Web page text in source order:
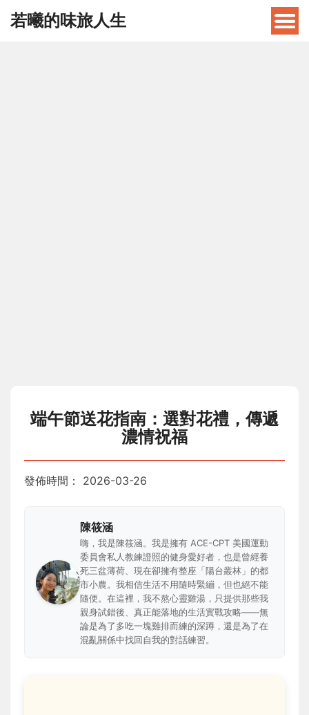
若曦的味旅人生
端午節送花指南：選對花禮，傳遞
濃情祝福
發佈時間： 2026-03-26
陳筱涵
嗨，我是陳筱涵。我是擁有 ACE-CPT 美國運動
委員會私人教練證照的健身愛好者，也是曾經養
死三盆薄荷、現在卻擁有整座「陽台叢林」的都
市小農。我相信生活不用隨時緊繃，但也絕不能
隨便。在這裡，我不熬心靈雞湯，只提供那些我
親身試錯後、真正能落地的生活實戰攻略——無
論是為了多吃一塊雞排而練的深蹲，還是為了在
混亂關係中找回自我的對話練習。